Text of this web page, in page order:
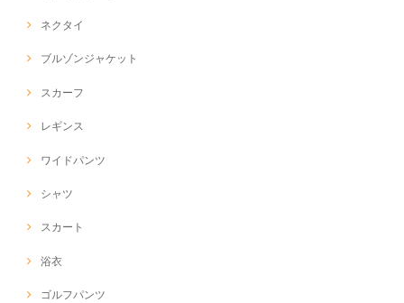
ネクタイ
ブルゾンジャケット
スカーフ
レギンス
ワイドパンツ
シャツ
スカート
浴衣
ゴルフパンツ